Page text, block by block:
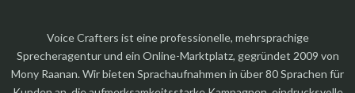
Voice Crafters ist eine professionelle, mehrsprachige
Sprecheragentur und ein Online-Marktplatz, gegründet 2009 von
Mony Raanan. Wir bieten Sprachaufnahmen in über 80 Sprachen für